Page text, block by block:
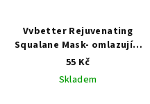
Vvbetter Rejuvenating
Squalane Mask- omlazující
pleťová maska se
skvalanem
55 Kč
Skladem